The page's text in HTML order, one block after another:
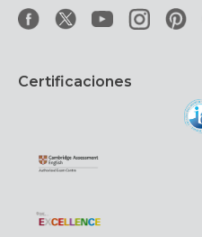
Certificaciones